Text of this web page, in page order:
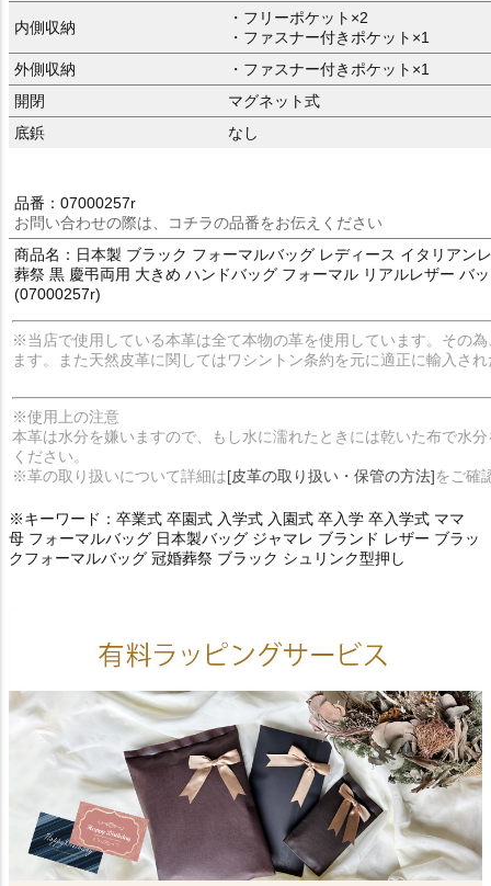
内側収納
・フリーポケット×2
・ファスナー付きポケット×1
外側収納
・ファスナー付きポケット×1
開閉
マグネット式
底鋲
なし
品番：07000257r
お問い合わせの際は、コチラの品番をお伝えください
商品名：日本製 ブラック フォーマルバッグ レディース イタリアン
葬祭 黒 慶弔両用 大きめ ハンドバッグ フォーマル リアルレザー バ
(07000257r)
※当店で使用している本革は全て本物の革を使用しています。その
ます。また天然皮革に関してはワシントン条約を元に適正に輸入さ
※使用上の注意
本革は水分を嫌いますので、もし水に濡れたときには乾いた布で水
ください。
※革の取り扱いについて詳細は[皮革の取り扱い・保管の方法]をご確
※キーワード：卒業式 卒園式 入学式 入園式 卒入学 卒入学式 ママ
母 フォーマルバッグ 日本製バッグ ジャマレ ブランド レザー ブラッ
クフォーマルバッグ 冠婚葬祭 ブラック シュリンク型押し